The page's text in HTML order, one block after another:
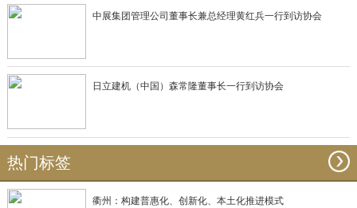
中展集团管理公司董事长兼总经理黄红兵一行到访协会
日立建机（中国）森常隆董事长一行到访协会
热门标签
衢州：构建普惠化、创新化、本土化推进模式